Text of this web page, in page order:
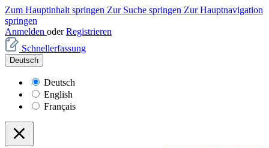
Zum Hauptinhalt springen Zur Suche springen Zur Hauptnavigation
springen
Anmelden oder Registrieren
Schnellerfassung
Deutsch
Deutsch
English
Français